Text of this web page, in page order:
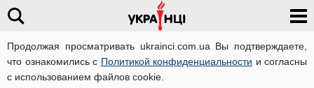
Продолжая просматривать ukrainci.com.ua Вы подтверждаете,
что ознакомились с Политикой конфиденциальности и согласны
с использованием файлов cookie.